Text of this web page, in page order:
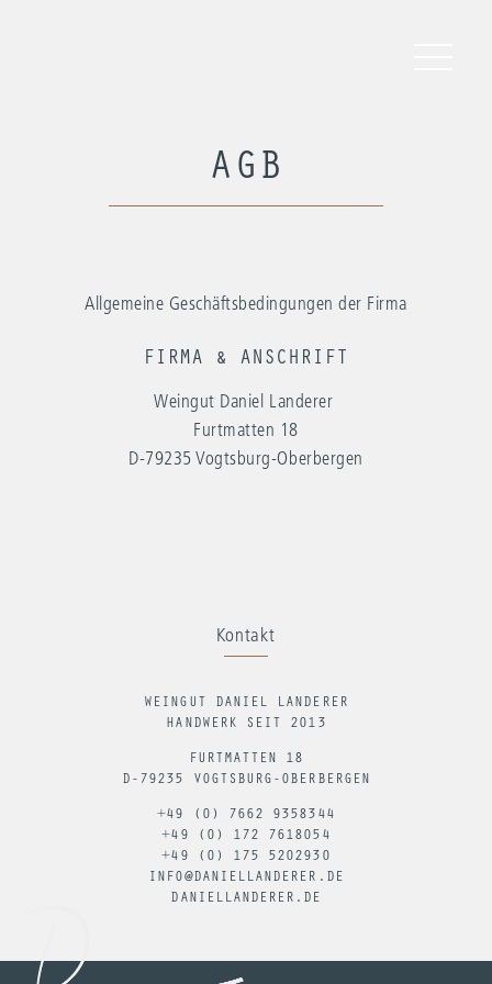
AGB
Allgemeine Geschäftsbedingungen der Firma
FIRMA & ANSCHRIFT
Weingut Daniel Landerer
Furtmatten 18
D-79235 Vogtsburg-Oberbergen
Kontakt
WEINGUT DANIEL LANDERER
HANDWERK SEIT 2013
FURTMATTEN 18
D-79235 VOGTSBURG-OBERBERGEN
+49 (0) 7662 9358344
+49 (0) 172 7618054
+49 (0) 175 5202930
INFO@DANIELLANDERER.DE
DANIELLANDERER.DE